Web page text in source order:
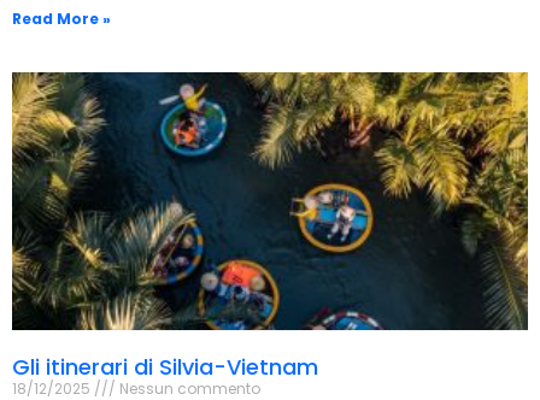
Read More »
Gli itinerari di Silvia-Vietnam
18/12/2025 Nessun commento